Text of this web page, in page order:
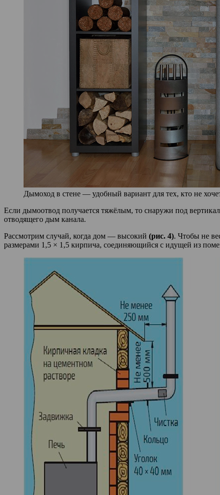
Дымоход в стене — удобный вариант для тех, кто не
Если дымоотвод получается тяжёлым, то снаружи под
отводящего дым канала.
Рассмотрим случай, когда дом — высокий (рис. 4). Чтобы не
размерами 1,5 × 1,5 кирпича, соединяющийся с идущей из